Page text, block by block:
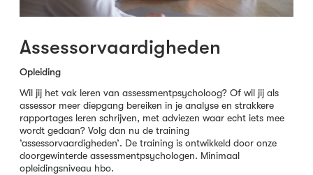
Assessorvaardigheden
Opleiding
Wil jij het vak leren van assessmentpsycholoog? Of wil jij als
assessor meer diepgang bereiken in je analyse en strakkere
rapportages leren schrijven, met adviezen waar echt iets mee
wordt gedaan? Volg dan nu de training
‘assessorvaardigheden’. De training is ontwikkeld door onze
doorgewinterde assessmentpsychologen. Minimaal
opleidingsniveau hbo.